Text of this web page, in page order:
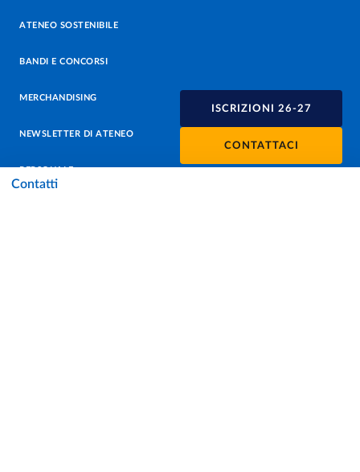
ISCRIZIONI 26-27
CONTATTACI
Contatti
ATENEO SOSTENIBILE
BANDI E CONCORSI
MERCHANDISING
NEWSLETTER DI ATENEO
PERSONALE